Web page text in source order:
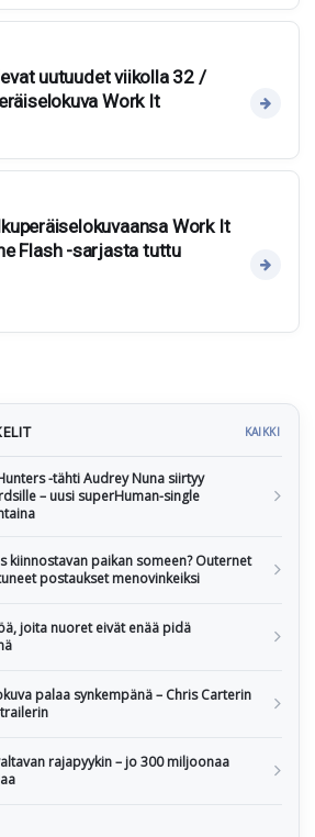
uutuudet viikolla 32 /
Work It
Work It
Flash -sarjasta tuttu
KAIKKI
-tähti Audrey Nuna siirtyy
– uusi superHuman-single
kiinnostavan paikan someen? Outernet
postaukset menovinkeiksi
joita nuoret eivät enää pidä
palaa synkempänä – Chris Carterin
rajapyykin – jo 300 miljoonaa